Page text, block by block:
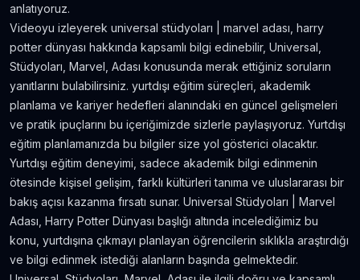
Kanada’da İyi Para Kazandıran 10 İş
5.381gör.yaklaşık 8 yıl önce
Dil Öğrenmeye Nereden Başlamalı?
4.815gör.neredeyse 8 yıl önce
Kanada Aylık Yaşam Masrafları | Toronto Pahalı
Mı?
4.809gör.8 yıldan fazla önce
anlatıyoruz.
Videoyu izleyerek universal stüdyoları | marvel adası, harry
potter dünyası hakkında kapsamlı bilgi edinebilir, Universal,
Stüdyoları, Marvel, Adası konusunda merak ettiğiniz soruların
yanıtlarını bulabilirsiniz. yurtdışı eğitim süreçleri, akademik
planlama ve kariyer hedefleri alanındaki en güncel gelişmeleri
ve pratik ipuçlarını bu içeriğimizde sizlerle paylaşıyoruz. Yurtdışı
eğitim planlamanızda bu bilgiler size yol gösterici olacaktır.
Yurtdışı eğitim deneyimi, sadece akademik bilgi edinmenin
ötesinde kişisel gelişim, farklı kültürleri tanıma ve uluslararası bir
bakış açısı kazanma fırsatı sunar. Universal Stüdyoları | Marvel
Adası, Harry Potter Dünyası başlığı altında incelediğimiz bu
konu, yurtdışına çıkmayı planlayan öğrencilerin sıklıkla araştırdığı
ve bilgi edinmek istediği alanların başında gelmektedir.